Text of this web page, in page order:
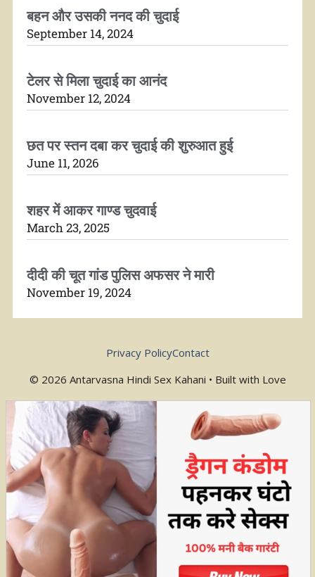
बहन और उसकी ननद की चुदाई
September 14, 2024
टेलर से मिला चुदाई का आनंद
November 12, 2024
छत पर स्तन दबा कर चुदाई की शुरुआत हुई
June 11, 2026
शहर में आकर गाण्ड चुदवाई
March 23, 2025
दीदी की चूत गांड पुलिस अफसर ने मारी
November 19, 2024
© 2026 Antarvasna Hindi Sex Kahani • Built with Love
Privacy PolicyContact